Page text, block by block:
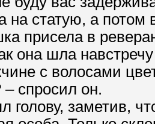
на статую, а
присела в
она шла
с волосами
спросил он.
голову, заметив,